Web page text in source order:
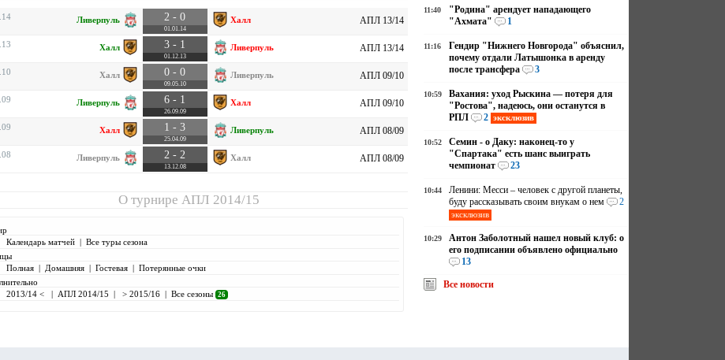
Ливерпуль 2 - 0
01.01.14
Халл АПЛ 13/14
Халл 3 - 1
01.12.13
Ливерпуль АПЛ 13/14
Халл 0 - 0
09.05.10
Ливерпуль АПЛ 09/10
Ливерпуль 6 - 1
26.09.09
Халл АПЛ 09/10
Халл 1 - 3
25.04.09
Ливерпуль АПЛ 08/09
Ливерпуль 2 - 2
13.12.08
Халл АПЛ 08/09
О турнире АПЛ 2014/15
Календарь матчей| Все туры сезона
Полная| Домашняя| Гостевая| Потерянные очки
2013/14 <
| АПЛ 2014/15 | > 2015/16| Все сезоны 26
11:40
"Родина" арендует нападающего
"Ахмата"
1
11:16
Гендир "Нижнего Новгорода" объяснил,
почему отдали Латышонка в аренду
после трансфера
3
10:59
Вахания: уход Рыскина — потеря для
"Ростова", надеюсь, они останутся в
РПЛ
2 эксклюзив
10:52
Семин - о Даку: наконец-то у
"Спартака" есть шанс выиграть
чемпионат
23
10:44
Ленини: Месси – человек с другой планеты,
буду рассказывать своим внукам о нем
2
эксклюзив
10:29
Антон Заболотный нашел новый клуб: о
его подписании объявлено официально
13
Все новости